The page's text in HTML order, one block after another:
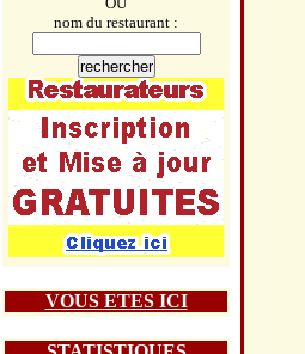
nom du restaurant :
VOUS ETES ICI